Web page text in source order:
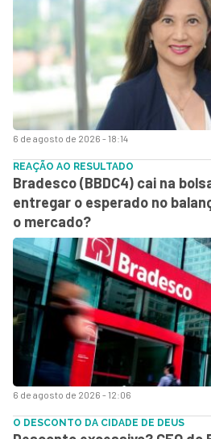
6 de agosto de 2026 - 18:14
6 de agosto de 2026 - 12:06
REAÇÃO AO RESULTADO
Bradesco (BBDC4) cai na
entregar o esperado no
o mercado?
O DESCONTO DA CIDADE DE DEUS